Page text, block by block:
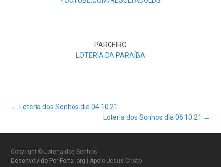
PARCEIRO
LOTERIA DA PARAÍBA
Post
navigation
← Loteria dos Sonhos dia 04 10 21
Loteria dos Sonhos dia 06 10 21 →
Copyright © Loteria dos Sonhos
Desenvolvido Por Fortal.org
| Apoio Jesus Cristo